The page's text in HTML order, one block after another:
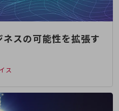
ネスの可能性を拡張す
ス